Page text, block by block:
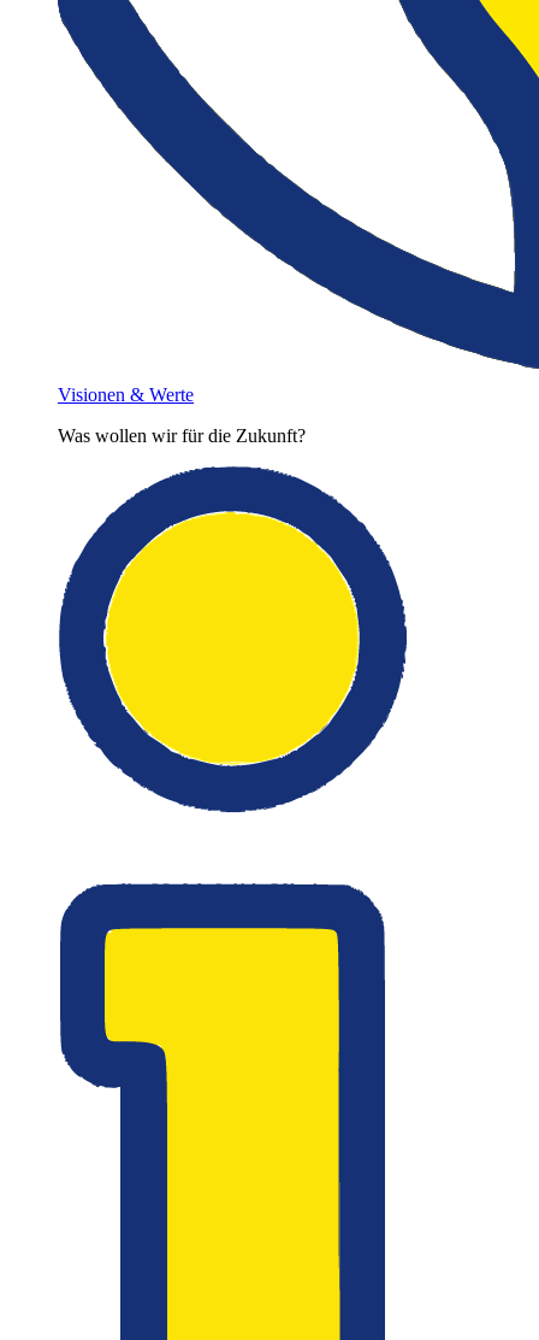
Visionen & Werte
Was wollen wir für die Zukunft?